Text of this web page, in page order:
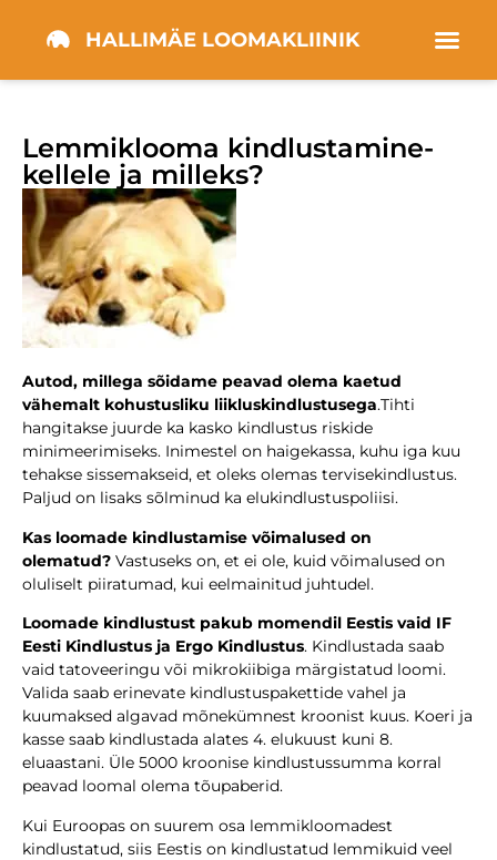
HALLIMÄE LOOMAKLIINIK
Lemmiklooma kindlustamine-
kellele ja milleks?
Autod, millega sõidame peavad olema kaetud
vähemalt kohustusliku liikluskindlustusega.Tihti
hangitakse juurde ka kasko kindlustus riskide
minimeerimiseks. Inimestel on haigekassa, kuhu iga kuu
tehakse sissemakseid, et oleks olemas tervisekindlustus.
Paljud on lisaks sõlminud ka elukindlustuspoliisi.
Kas loomade kindlustamise võimalused on
olematud? Vastuseks on, et ei ole, kuid võimalused on
oluliselt piiratumad, kui eelmainitud juhtudel.
Loomade kindlustust pakub momendil Eestis vaid IF
Eesti Kindlustus ja Ergo Kindlustus. Kindlustada saab
vaid tatoveeringu või mikrokiibiga märgistatud loomi.
Valida saab erinevate kindlustuspakettide vahel ja
kuumaksed algavad mõnekümnest kroonist kuus. Koeri ja
kasse saab kindlustada alates 4. elukuust kuni 8.
eluaastani. Üle 5000 kroonise kindlustussumma korral
peavad loomal olema tõupaberid.
Kui Euroopas on suurem osa lemmikloomadest
kindlustatud, siis Eestis on kindlustatud lemmikuid veel